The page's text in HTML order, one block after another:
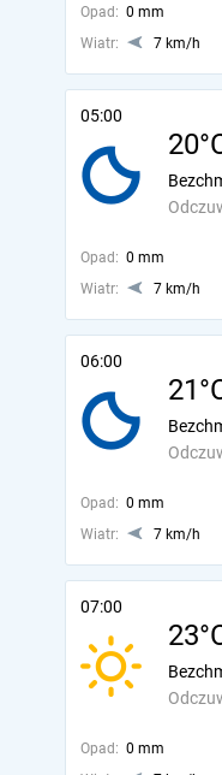
Opad: 0 mm
Wiatr:
7 km/h
05:00
Opad: 0 mm
Wiatr:
7 km/h
06:00
Opad: 0 mm
Wiatr:
7 km/h
07:00
Opad: 0 mm